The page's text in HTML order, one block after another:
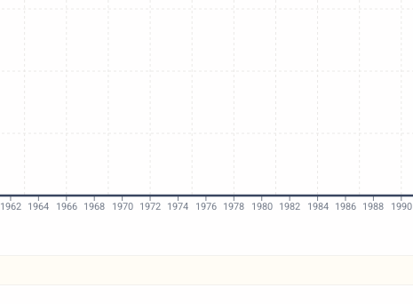
1962 1964 1966 1968 1970 1972 1974 1976 1978 1980 1982 1984 1986 1988 1990